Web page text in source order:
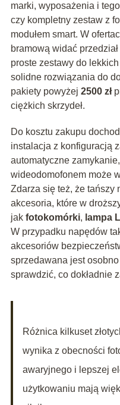
marki, wyposażenia i
czy kompletny zestaw z
modułem smart. W
bramową widać przedział
proste zestawy do
solidne rozwiązania do
pakiety powyżej 2500 zł
ciężkich skrzydeł.
Do kosztu zakupu
instalacja z konfiguracją
automatyczne
wideodomofonem może
Zdarza się też, że tańszy
akcesoria, które w
jak fotokomórki, lampa
W przypadku napędów
akcesoriów
sprzedawana jest
sprawdzić, co dokładnie
Różnica kilkuset
wynika z obecności
awaryjnego i lepszej
użytkowaniu mają